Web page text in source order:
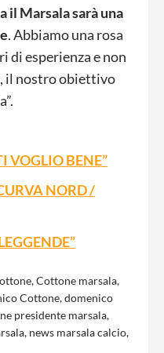
il Marsala sarà una
. Abbiamo una rosa
di esperienza e non
il nostro obiettivo
VOGLIO BENE”
NORD /
,Cottone marsala,
Cottone,domenico
presidente marsala,
, news marsala calcio,